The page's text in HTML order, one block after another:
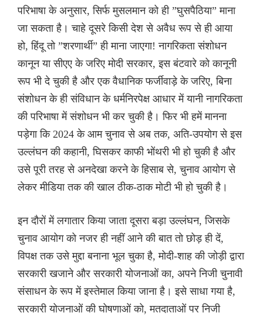
परिभाषा के अनुसार, सिर्फ मुसलमान को ही ”घुसपैठिया” माना
जा सकता है। चाहे दूसरे किसी देश से अवैध रूप से ही आया
हो, हिंदू तो ”शरणार्थी” ही माना जाएगा! नागरिकता संशोधन
कानून या सीएए के जरिए मोदी सरकार, इस बंटवारे को कानूनी
रूप भी दे चुकी है और एक वैधानिक फर्जीवाड़े के जरिए, बिना
संशोधन के ही संविधान के धर्मनिरपेक्ष आधार में यानी नागरिकता
की परिभाषा में संशोधन भी कर चुकी है। फिर भी हमें मानना
पड़ेगा कि 2024 के आम चुनाव से अब तक, अति-उपयोग से इस
उल्लंघन की कहानी, घिसकर काफी भोंथरी भी हो चुकी है और
उसे पूरी तरह से अनदेखा करने के हिसाब से, चुनाव आयोग से
लेकर मीडिया तक की खाल ठीक-ठाक मोटी भी हो चुकी है।
इन दौरों में लगातार किया जाता दूसरा बड़ा उल्लंघन, जिसके
चुनाव आयोग को नजर ही नहीं आने की बात तो छोड़ ही दें,
विपक्ष तक उसे मुद्दा बनाना भूल चुका है, मोदी-शाह की जोड़ी द्वारा
सरकारी खजाने और सरकारी योजनाओं का, अपने निजी चुनावी
संसाधन के रूप में इस्तेमाल किया जाना है। इसे साधा गया है,
सरकारी योजनाओं की घोषणाओं को, मतदाताओं पर निजी